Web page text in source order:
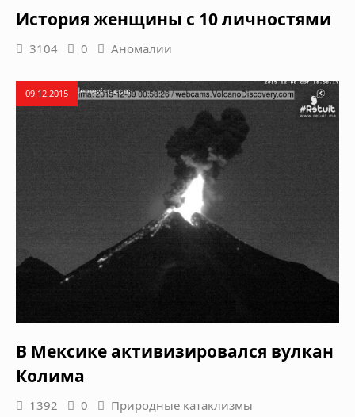
История женщины с 10 личностями
3104 0 Аномалии
09.12.2015
В Мексике активизировался вулкан
Колима
1392 0 Природные катаклизмы